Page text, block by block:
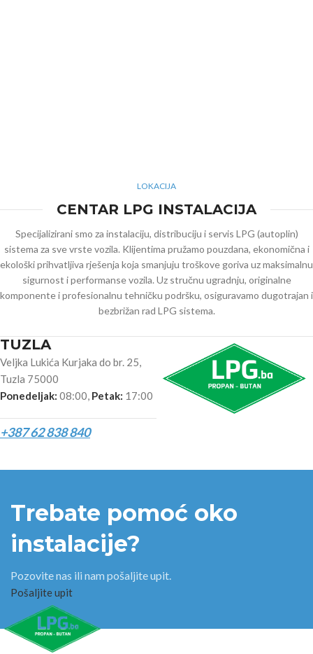
LOKACIJA
CENTAR LPG INSTALACIJA
Specijalizirani smo za instalaciju, distribuciju i servis LPG (autoplin)
sistema za sve vrste vozila. Klijentima pružamo pouzdana, ekonomična i
ekološki prihvatljiva rješenja koja smanjuju troškove goriva uz maksimalnu
sigurnost i performanse vozila. Uz stručnu ugradnju, originalne
komponente i profesionalnu tehničku podršku, osiguravamo dugotrajan i
bezbrižan rad LPG sistema.
TUZLA
Veljka Lukića Kurjaka do br. 25,
Tuzla 75000
Ponedeljak: 08:00, Petak: 17:00
+387 62 838 840
Trebate pomoć oko
instalacije?
Pozovite nas ili nam pošaljite upit.
Pošaljite upit